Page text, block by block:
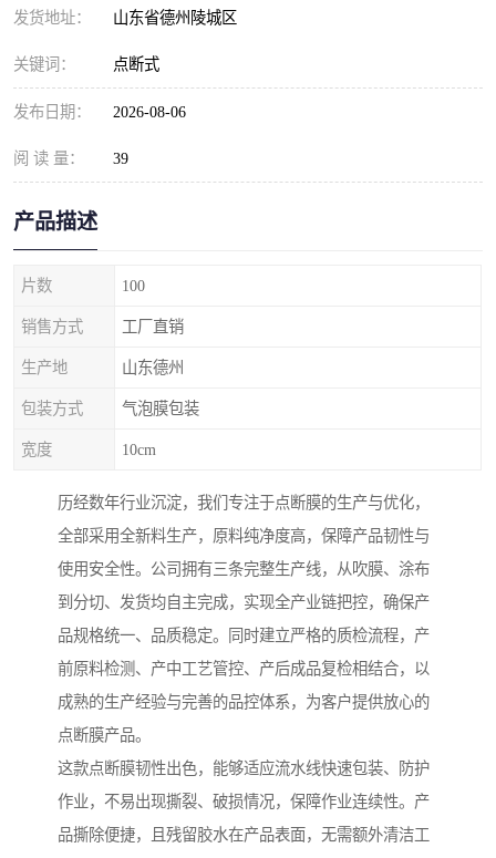
发货地址： 山东省德州陵城区
关键词： 点断式
发布日期： 2026-08-06
阅 读 量： 39
产品描述
片数 100
销售方式 工厂直销
生产地 山东德州
包装方式 气泡膜包装
宽度 10cm
历经数年行业沉淀，我们专注于点断膜的生产与优化，
全部采用全新料生产，原料纯净度高，保障产品韧性与
使用安全性。公司拥有三条完整生产线，从吹膜、涂布
到分切、发货均自主完成，实现全产业链把控，确保产
品规格统一、品质稳定。同时建立严格的质检流程，产
前原料检测、产中工艺管控、产后成品复检相结合，以
成熟的生产经验与完善的品控体系，为客户提供放心的
点断膜产品。
这款点断膜韧性出色，能够适应流水线快速包装、防护
作业，不易出现撕裂、破损情况，保障作业连续性。产
品撕除便捷，且残留胶水在产品表面，无需额外清洁工